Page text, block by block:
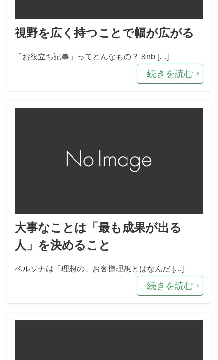
視野を広く持つことで幅が広がる
「お役立ち記事」ってどんなもの？ &nb […]
続きを読む
大事なことは「最も成果が出る
人」を決めること
ペルソナは「理想の」お客様理想とはなんだ […]
続きを読む